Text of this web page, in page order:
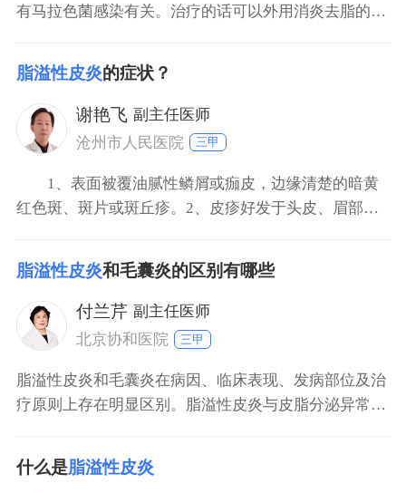
有马拉色菌感染有关。治疗的话可以外用消炎去脂的洗
也可以口服b族维生素对脂溢性皮炎的恢复有好处。局
部有明显的红斑，瘙痒严重的也可以外涂弱效的激素类
的药膏，比如丁酸氢化可的松乳膏，地奈德乳膏等，加
强抗炎治疗的
脂溢性皮炎的症状？
谢艳飞 副主任医师
沧州市人民医院
三甲
1、表面被覆油腻性鳞屑或痂皮，边缘清楚的暗黄
红色斑、斑片或斑丘疹。2、皮疹好发于头皮、眉部、
腋窝、腹股沟、脐窝等皮脂腺分布较丰富部位。3、自
觉症状为不同程度的瘙痒。4、好发于成年人或新生
儿。
脂溢性皮炎和毛囊炎的区别有哪些
付兰芹 副主任医师
北京协和医院
三甲
脂溢性皮炎和毛囊炎在病因、临床表现、发病部位及治
疗原则上存在明显区别。脂溢性皮炎与皮脂分泌异常、
多由细菌感染引起，以红色丘疹、脓疱为特征。 病因差
异：脂溢性皮炎主要与皮脂分泌旺盛、马拉色菌增殖及
什么是脂溢性皮炎